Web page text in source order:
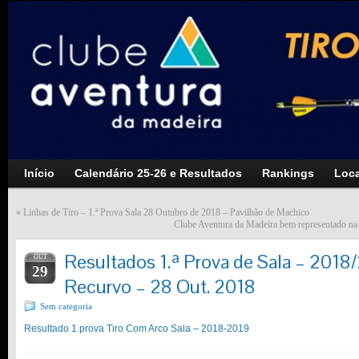
Início Calendário 25-26 e Resultados Rankings
« Linhas de Tiro – 1.ª Prova Sala 28 Outubro de 2018 – Pavilhão de Machico
Clube Aventura da Madeira bem representado
OUT
29
Resultados 1.ª Prova de Sala –
Recurvo – 28 Out. 2018
Sem categoria
Resultado 1 prova Tiro Com Arco Sala – 2018-2019